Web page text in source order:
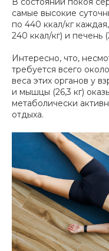
самые высокие
по 440 ккал/кг
240 ккал/кг) и печень
Интересно, что,
требуется всего
веса этих органов у
и мышцы (26,3 кг)
метаболически
отдыха.